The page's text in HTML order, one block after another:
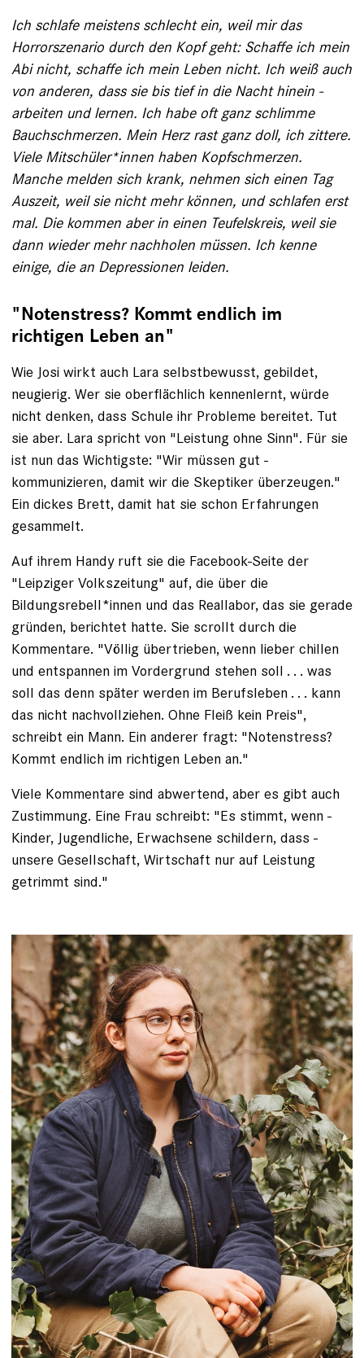
Ich schlafe meistens schlecht ein, weil mir das
Horrorszenario durch den Kopf geht: ­Schaffe ich mein
Abi nicht, schaffe ich mein ­Leben nicht. Ich weiß auch
von anderen, dass sie bis tief in die Nacht hinein ­
arbeiten und lernen. Ich habe oft ganz schlimme
Bauch­schmerzen. Mein Herz rast ganz doll, ich ­zittere.
Viele Mitschüler*innen haben ­Kopfschmerzen.
Manche melden sich krank, ­nehmen sich ­einen Tag
Auszeit, weil sie nicht mehr können, und schlafen erst
mal. Die ­kommen aber in ­einen Teufelskreis, weil sie
dann wieder mehr nachholen müssen. Ich kenne
einige, die an ­Depressionen leiden.
"Notenstress? Kommt endlich im
richtigen Leben an"
Wie Josi wirkt auch Lara selbstbewusst, gebildet,
neugierig. Wer sie oberflächlich ­kennenlernt, würde
nicht denken, dass Schule ihr Probleme bereitet. Tut
sie aber. Lara spricht von "Leistung ohne Sinn". Für sie
ist nun das Wichtigste: "Wir müssen gut ­
kommunizieren, damit wir die Skeptiker überzeugen."
Ein dickes Brett, damit hat sie schon Erfahrungen
gesammelt.
Auf ihrem Handy ruft sie die ­Facebook-Seite der
"Leipziger Volkszeitung" auf, die über die
Bildungsrebell*innen und das Reallabor, das sie gerade
gründen, ­berichtet hatte. Sie scrollt durch die
Kommentare. "Völlig übertrieben, wenn lieber chillen
und entspannen im Vordergrund ­stehen soll . . . was
soll das denn später werden im Berufs­leben . . . kann
das nicht nachvollziehen. Ohne Fleiß kein Preis",
schreibt ein Mann. Ein anderer fragt: "Notenstress?
Kommt endlich im richtigen Leben an."
Viele Kommentare sind abwertend, aber es gibt auch
Zustimmung. Eine Frau schreibt: "Es stimmt, wenn ­
Kinder, Jugendliche, Erwachsene schildern, dass ­
unsere Gesellschaft, Wirtschaft nur auf Leistung
getrimmt sind."